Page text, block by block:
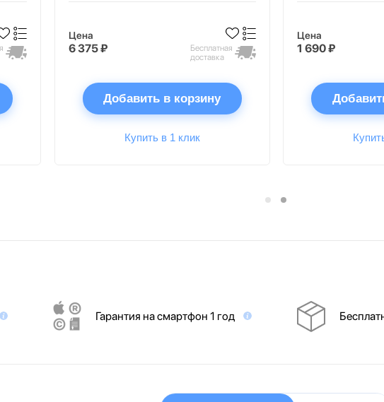
Цена
6 375 ₽
Бесплатная
доставка
Добавить в корзину
Купить в 1 клик
Цена
1 690 ₽
Гарантия на смартфон 1 год